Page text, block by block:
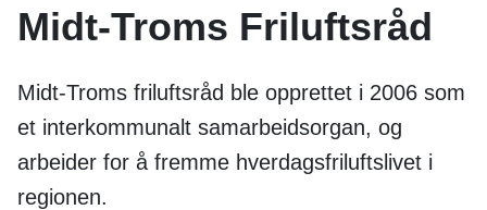
a
k
o
m
her:
Midt-Troms Friluftsråd
Midt-Troms friluftsråd ble opprettet i 2006 som
et interkommunalt samarbeidsorgan, og
arbeider for å fremme hverdagsfriluftslivet i
regionen.